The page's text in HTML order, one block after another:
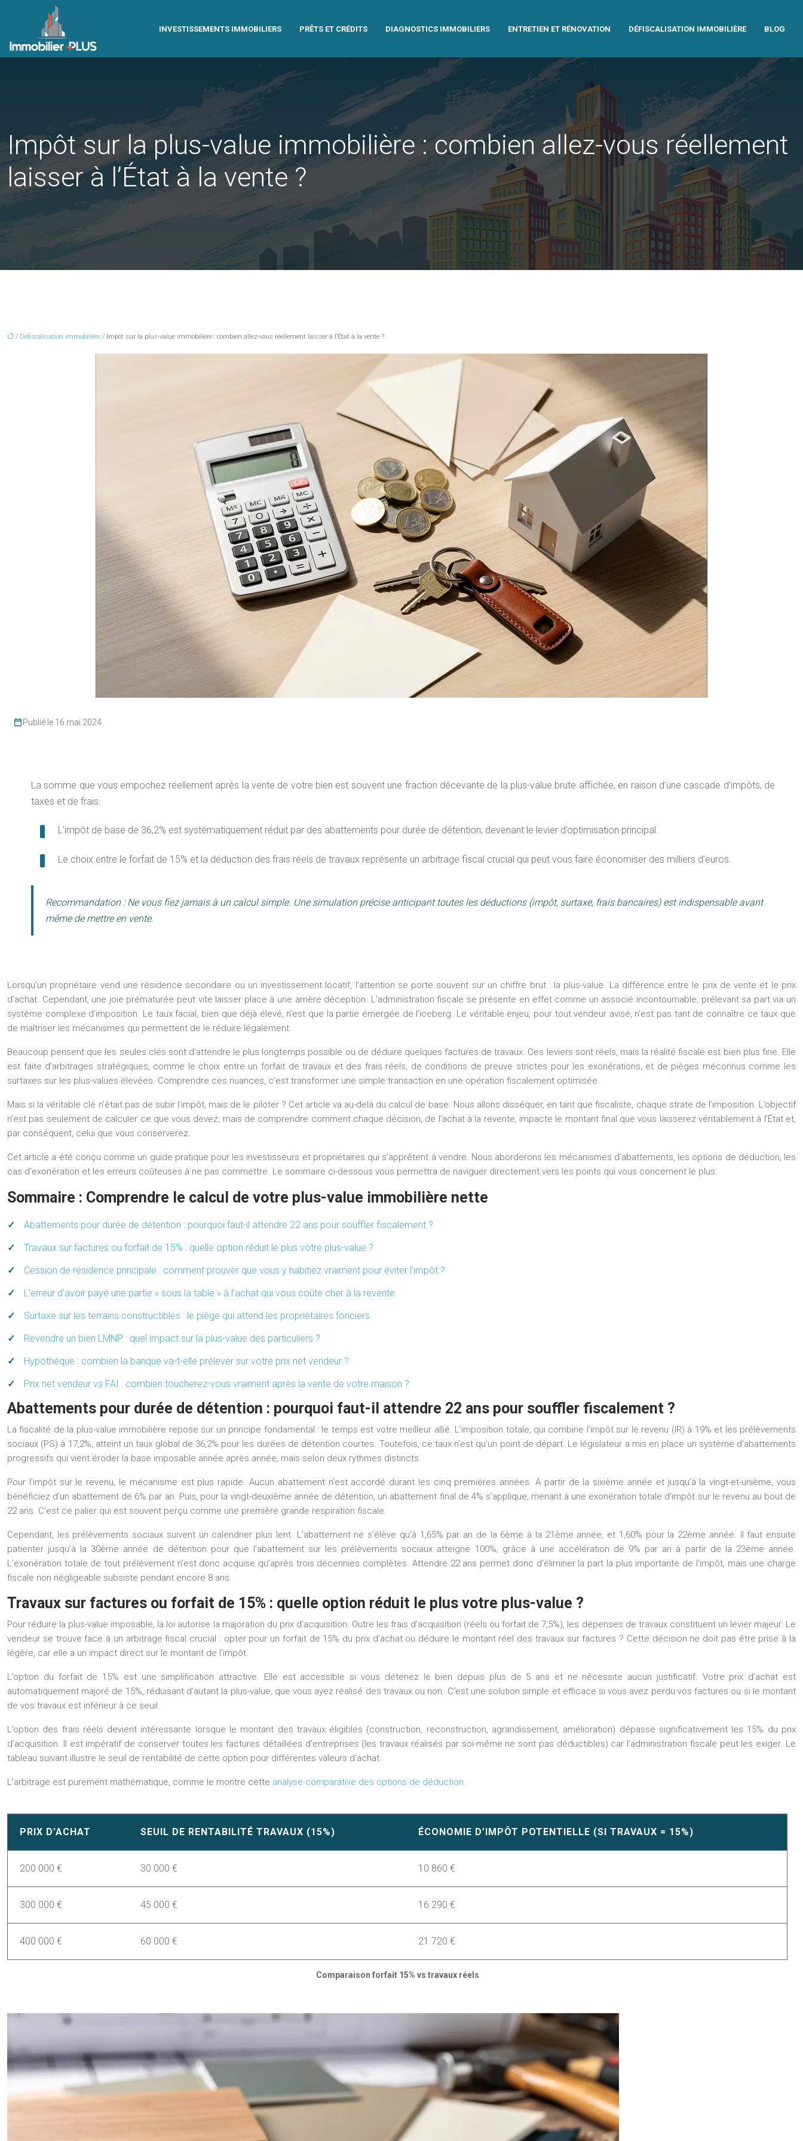
INVESTISSEMENTS IMMOBILIERS PRÊTS ET CRÉDITS DIAGNOSTICS IMMOBILIERS ENTRETIEN ET RÉNOVATION DÉFISCALISATION IMMOBILIÈRE BLOG
Impôt sur la plus-value immobilière : combien allez-vous réellement
laisser à l’État à la vente ?
/ Défiscalisation immobilière / Impôt sur la plus-value immobilière : combien allez-vous réellement laisser à l’État à la vente ?
Publié le 16 mai 2024
La somme que vous empochez réellement après la vente de votre bien est souvent une fraction décevante de la plus-value brute affichée, en raison d’une cascade d’impôts, de
taxes et de frais.
L’impôt de base de 36,2% est systématiquement réduit par des abattements pour durée de détention, devenant le levier d’optimisation principal.
Le choix entre le forfait de 15% et la déduction des frais réels de travaux représente un arbitrage fiscal crucial qui peut vous faire économiser des milliers d’euros.
Recommandation :Ne vous fiez jamais à un calcul simple. Une simulation précise anticipant toutes les déductions (impôt, surtaxe, frais bancaires) est indispensable avant
même de mettre en vente.
Lorsqu’un propriétaire vend une résidence secondaire ou un investissement locatif, l’attention se porte souvent sur un chiffre brut : la plus-value. La différence entre le prix de vente et le prix
d’achat. Cependant, une joie prématurée peut vite laisser place à une amère déception. L’administration fiscale se présente en effet comme un associé incontournable, prélevant sa part via un
système complexe d’imposition. Le taux facial, bien que déjà élevé, n’est que la partie émergée de l’iceberg. Le véritable enjeu, pour tout vendeur avisé, n’est pas tant de connaître ce taux que
de maîtriser les mécanismes qui permettent de le réduire légalement.
Beaucoup pensent que les seules clés sont d’attendre le plus longtemps possible ou de déduire quelques factures de travaux. Ces leviers sont réels, mais la réalité fiscale est bien plus fine. Elle
est faite d’arbitrages stratégiques, comme le choix entre un forfait de travaux et des frais réels, de conditions de preuve strictes pour les exonérations, et de pièges méconnus comme les
surtaxes sur les plus-values élevées. Comprendre ces nuances, c’est transformer une simple transaction en une opération fiscalement optimisée.
Mais si la véritable clé n’était pas de subir l’impôt, mais de le piloter ? Cet article va au-delà du calcul de base. Nous allons disséquer, en tant que fiscaliste, chaque strate de l’imposition. L’objectif
n’est pas seulement de calculer ce que vous devez, mais de comprendre comment chaque décision, de l’achat à la revente, impacte le montant final que vous laisserez véritablement à l’État et,
par conséquent, celui que vous conserverez.
Cet article a été conçu comme un guide pratique pour les investisseurs et propriétaires qui s’apprêtent à vendre. Nous aborderons les mécanismes d’abattements, les options de déduction, les
cas d’exonération et les erreurs coûteuses à ne pas commettre. Le sommaire ci-dessous vous permettra de naviguer directement vers les points qui vous concernent le plus.
Sommaire : Comprendre le calcul de votre plus-value immobilière nette
Abattements pour durée de détention : pourquoi faut-il attendre 22 ans pour souffler fiscalement ?
Travaux sur factures ou forfait de 15% : quelle option réduit le plus votre plus-value ?
Cession de résidence principale : comment prouver que vous y habitiez vraiment pour éviter l’impôt ?
L’erreur d’avoir payé une partie « sous la table » à l’achat qui vous coûte cher à la revente
Surtaxe sur les terrains constructibles : le piège qui attend les propriétaires fonciers
Revendre un bien LMNP : quel impact sur la plus-value des particuliers ?
Hypothèque : combien la banque va-t-elle prélever sur votre prix net vendeur ?
Prix net vendeur vs FAI : combien toucherez-vous vraiment après la vente de votre maison ?
Abattements pour durée de détention : pourquoi faut-il attendre 22 ans pour souffler fiscalement ?
La fiscalité de la plus-value immobilière repose sur un principe fondamental : le temps est votre meilleur allié. L’imposition totale, qui combine l’impôt sur le revenu (IR) à 19% et les prélèvements
sociaux (PS) à 17,2%, atteint un taux global de 36,2% pour les durées de détention courtes. Toutefois, ce taux n’est qu’un point de départ. Le législateur a mis en place un système d’abattements
progressifs qui vient éroder la base imposable année après année, mais selon deux rythmes distincts.
Pour l’impôt sur le revenu, le mécanisme est plus rapide. Aucun abattement n’est accordé durant les cinq premières années. À partir de la sixième année et jusqu’à la vingt-et-unième, vous
bénéficiez d’un abattement de 6% par an. Puis, pour la vingt-deuxième année de détention, un abattement final de 4% s’applique, menant à une exonération totale d’impôt sur le revenu au bout de
22 ans. C’est ce palier qui est souvent perçu comme une première grande respiration fiscale.
Cependant, les prélèvements sociaux suivent un calendrier plus lent. L’abattement ne s’élève qu’à 1,65% par an de la 6ème à la 21ème année, et 1,60% pour la 22ème année. Il faut ensuite
patienter jusqu’à la 30ème année de détention pour que l’abattement sur les prélèvements sociaux atteigne 100%, grâce à une accélération de 9% par an à partir de la 23ème année.
L’exonération totale de tout prélèvement n’est donc acquise qu’après trois décennies complètes. Attendre 22 ans permet donc d’éliminer la part la plus importante de l’impôt, mais une charge
fiscale non négligeable subsiste pendant encore 8 ans.
Travaux sur factures ou forfait de 15% : quelle option réduit le plus votre plus-value ?
Pour réduire la plus-value imposable, la loi autorise la majoration du prix d’acquisition. Outre les frais d’acquisition (réels ou forfait de 7,5%), les dépenses de travaux constituent un levier majeur. Le
vendeur se trouve face à un arbitrage fiscal crucial : opter pour un forfait de 15% du prix d’achat ou déduire le montant réel des travaux sur factures ? Cette décision ne doit pas être prise à la
légère, car elle a un impact direct sur le montant de l’impôt.
L’option du forfait de 15% est une simplification attractive. Elle est accessible si vous détenez le bien depuis plus de 5 ans et ne nécessite aucun justificatif. Votre prix d’achat est
automatiquement majoré de 15%, réduisant d’autant la plus-value, que vous ayez réalisé des travaux ou non. C’est une solution simple et efficace si vous avez perdu vos factures ou si le montant
de vos travaux est inférieur à ce seuil.
L’option des frais réels devient intéressante lorsque le montant des travaux éligibles (construction, reconstruction, agrandissement, amélioration) dépasse significativement les 15% du prix
d’acquisition. Il est impératif de conserver toutes les factures détaillées d’entreprises (les travaux réalisés par soi-même ne sont pas déductibles) car l’administration fiscale peut les exiger. Le
tableau suivant illustre le seuil de rentabilité de cette option pour différentes valeurs d’achat.
L’arbitrage est purement mathématique, comme le montre cette analyse comparative des options de déduction.
Comparaison forfait 15% vs travaux réels
PRIX D’ACHAT SEUIL DE RENTABILITÉ TRAVAUX (15%) ÉCONOMIE D’IMPÔT POTENTIELLE (SI TRAVAUX = 15%)
200 000 € 30 000 € 10 860 €
300 000 € 45 000 € 16 290 €
400 000 € 60 000 € 21 720 €